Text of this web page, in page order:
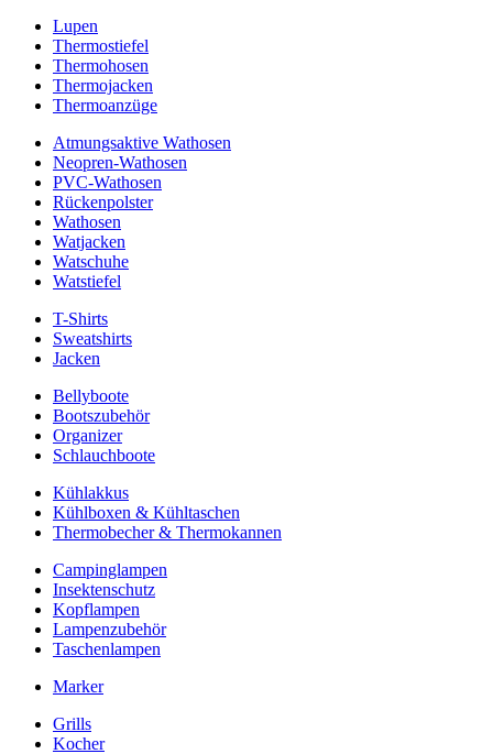
Lupen
Thermostiefel
Thermohosen
Thermojacken
Thermoanzüge
Atmungsaktive Wathosen
Neopren-Wathosen
PVC-Wathosen
Rückenpolster
Wathosen
Watjacken
Watschuhe
Watstiefel
T-Shirts
Sweatshirts
Jacken
Bellyboote
Bootszubehör
Organizer
Schlauchboote
Kühlakkus
Kühlboxen & Kühltaschen
Thermobecher & Thermokannen
Campinglampen
Insektenschutz
Kopflampen
Lampenzubehör
Taschenlampen
Marker
Grills
Kocher